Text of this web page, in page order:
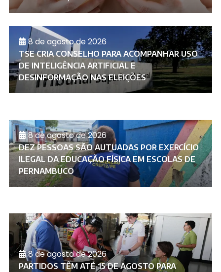
8 de agosto de 2026
TSE CRIA CONSELHO PARA ACOMPANHAR USO
DE INTELIGÊNCIA ARTIFICIAL E
DESINFORMAÇÃO NAS ELEIÇÕES
8 de agosto de 2026
DEZ PESSOAS SÃO AUTUADAS POR EXERCÍCIO
ILEGAL DA EDUCAÇÃO FÍSICA EM ESCOLAS DE
PERNAMBUCO
8 de agosto de 2026
PARTIDOS TÊM ATÉ 15 DE AGOSTO PARA